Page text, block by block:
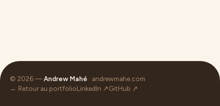
© 2026 —Andrew Mahé · andrewmahe.com
← Retour au portfolioLinkedIn ↗GitHub ↗